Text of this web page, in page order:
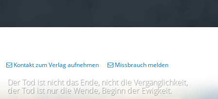
Der Tod ist nicht das Ende, nicht die Vergänglichkeit,
der Tod ist nur die Wende, Beginn der Ewigkeit.
Kontakt zum Verlag aufnehmen Missbrauch melden